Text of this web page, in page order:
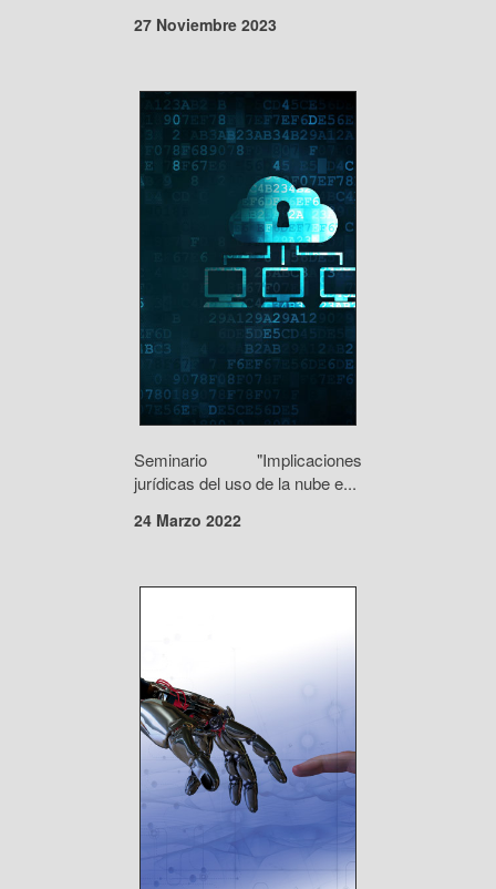
27 Noviembre 2023
Seminario "Implicaciones
jurídicas del uso de la nube e...
24 Marzo 2022